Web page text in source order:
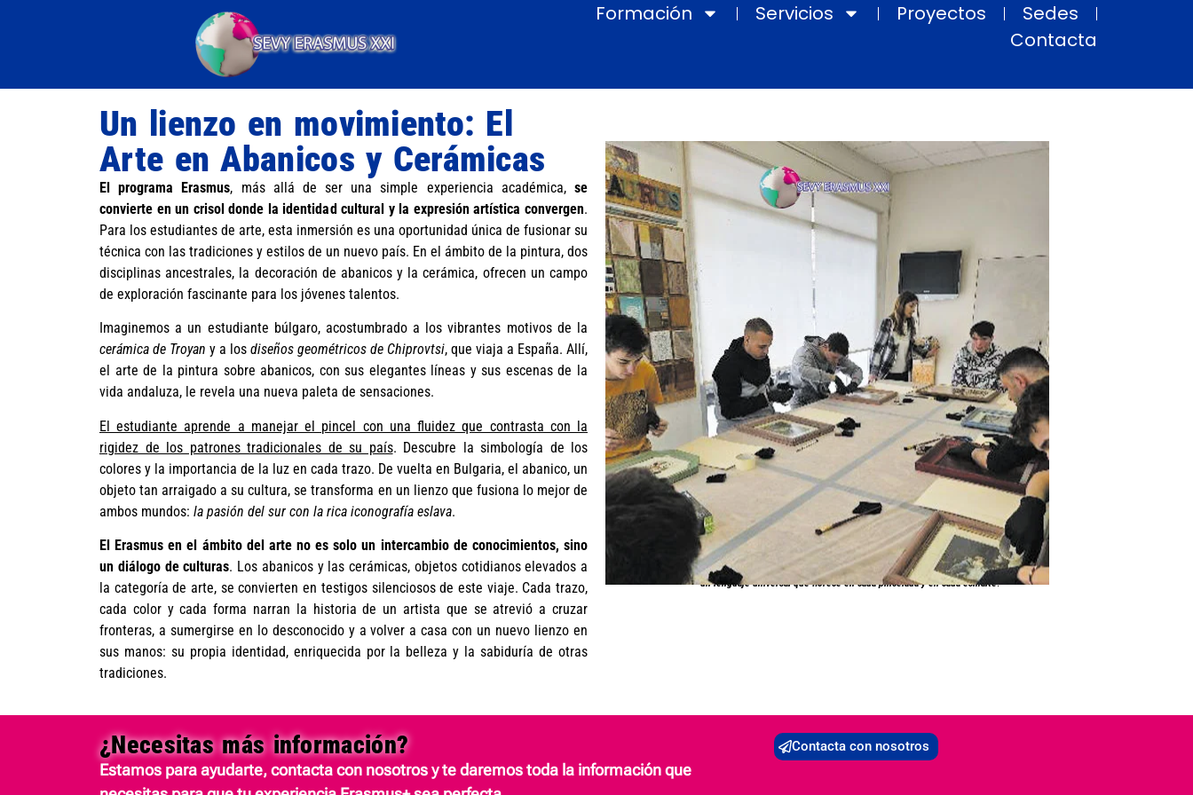
Formación Servicios Proyectos
Sedes
Contacta
Un lienzo en movimiento: El
Arte en Abanicos y Cerámicas
El programa Erasmus, más allá de ser una simple experiencia académica,se
convierte en un crisol donde la identidad cultural y la expresión artística convergen.
Para los estudiantes de arte, esta inmersión es una oportunidad única de fusionar su
técnica con las tradiciones y estilos de un nuevo país. En el ámbito de la pintura, dos
disciplinas ancestrales, la decoración de abanicos y la cerámica, ofrecen un campo
de exploración fascinante para los jóvenes talentos.
Imaginemos a un estudiante búlgaro, acostumbrado a los vibrantes motivos de la
cerámica de Troyan y a los diseños geométricos de Chiprovtsi, que viaja a España. Allí,
el arte de la pintura sobre abanicos, con sus elegantes líneas y sus escenas de la
vida andaluza, le revela una nueva paleta de sensaciones.
El estudiante aprende a manejar el pincel con una fluidez que contrasta con la
rigidez de los patrones tradicionales de su país. Descubre la simbología de los
colores y la importancia de la luz en cada trazo. De vuelta en Bulgaria, el abanico, un
objeto tan arraigado a su cultura, se transforma en un lienzo que fusiona lo mejor de
ambos mundos: la pasión del sur con la rica iconografía eslava.
El Erasmus en el ámbito del arte no es solo un intercambio de conocimientos, sino
un diálogo de culturas. Los abanicos y las cerámicas, objetos cotidianos elevados a
la categoría de arte, se convierten en testigos silenciosos de este viaje. Cada trazo,
cada color y cada forma narran la historia de un artista que se atrevió a cruzar
fronteras, a sumergirse en lo desconocido y a volver a casa con un nuevo lienzo en
sus manos: su propia identidad, enriquecida por la belleza y la sabiduría de otras
tradiciones.
El arte, en su esencia, se revela como un puente que conecta personas y lugares,
un lenguaje universal que florece en cada pincelada y en cada esmalte.
¿Necesitas más información?
Estamos para ayudarte, contacta con nosotros y te daremos toda la información que
Contacta con nosotros